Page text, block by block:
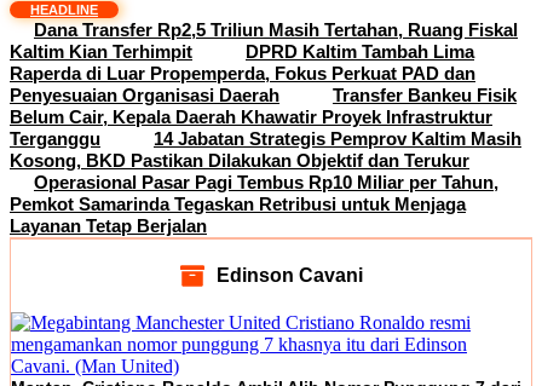
HEADLINE
Dana Transfer Rp2,5 Triliun Masih Tertahan, Ruang Fiskal
Kaltim Kian Terhimpit
DPRD Kaltim Tambah Lima
Raperda di Luar Propemperda, Fokus Perkuat PAD dan
Penyesuaian Organisasi Daerah
Transfer Bankeu Fisik
Belum Cair, Kepala Daerah Khawatir Proyek Infrastruktur
Terganggu
14 Jabatan Strategis Pemprov Kaltim Masih
Kosong, BKD Pastikan Dilakukan Objektif dan Terukur
Operasional Pasar Pagi Tembus Rp10 Miliar per Tahun,
Pemkot Samarinda Tegaskan Retribusi untuk Menjaga
Layanan Tetap Berjalan
Edinson Cavani